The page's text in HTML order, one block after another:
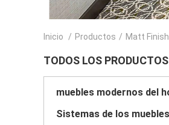
Inicio / Productos / Matt
TODOS LOS PRODUCTOS
muebles modernos del